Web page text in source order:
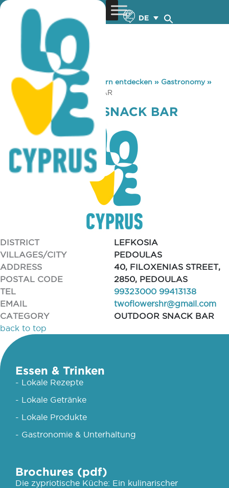
DE
You are here: Home »Zypern entdecken » Gastronomy»
TWO FLOWERS SNACK BAR
TWO FLOWERS SNACK BAR
DISTRICT
LEFKOSIA
VILLAGES/CITY
PEDOULAS
ADDRESS
40, FILOXENIAS STREET,
POSTAL CODE
2850, PEDOULAS
TEL
99323000 99413138
EMAIL
twoflowershr@gmail.com
CATEGORY
OUTDOOR SNACK BAR
back to top
Essen & Trinken
- Lokale Rezepte
- Lokale Getränke
- Lokale Produkte
- Gastronomie & Unterhaltung
Brochures (pdf)
Die zypriotische Küche: Ein kulinarischer